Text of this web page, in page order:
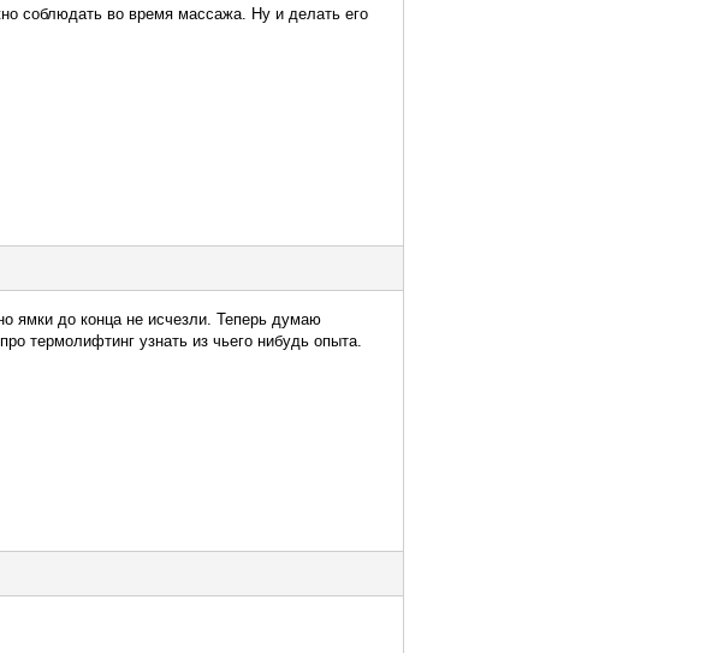
соблюдать во время массажа. Ну и делать его
ямки до конца не исчезли. Теперь думаю
термолифтинг узнать из чьего нибудь опыта.